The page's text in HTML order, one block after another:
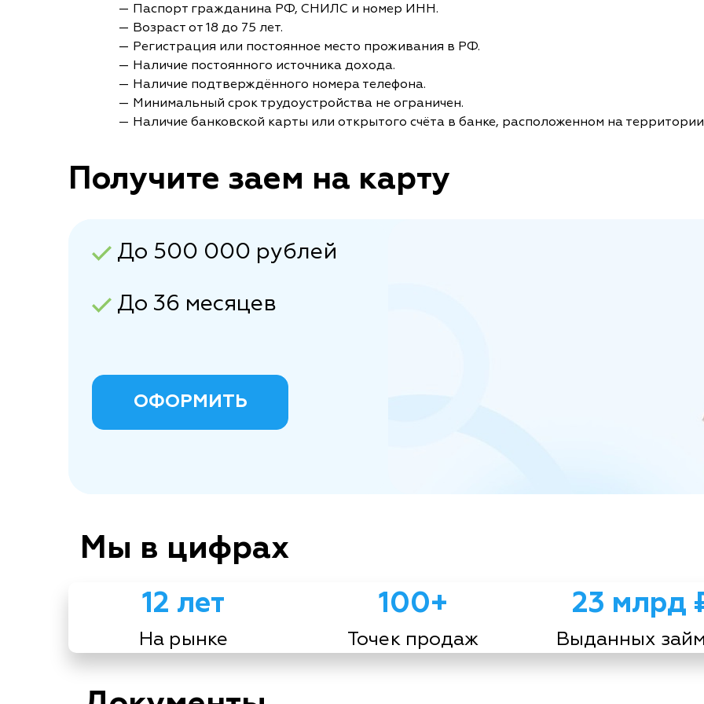
— Паспорт гражданина РФ, СНИЛС и номер ИНН.
— Возраст от 18 до 75 лет.
— Регистрация или постоянное место проживания в РФ.
— Наличие постоянного источника дохода.
— Наличие подтверждённого номера телефона.
— Минимальный срок трудоустройства не ограничен.
— Наличие банковской карты или открытого счёта в банке, расположенном на
Получите заем на карту
До 500 000 рублей
До 36 месяцев
ОФОРМИТЬ
Мы в цифрах
12 лет
На рынке
100+
Точек продаж
23 млрд
Выданных